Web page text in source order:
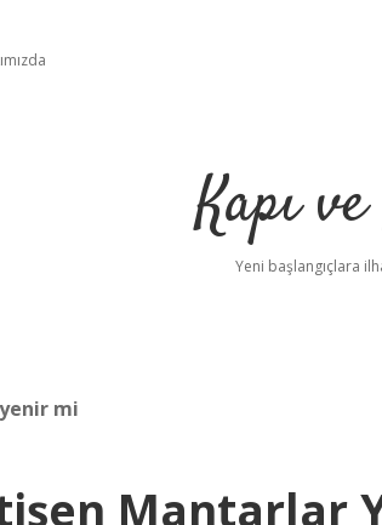
Kapı
Yeni başlangıçlara
mi
Mantarlar